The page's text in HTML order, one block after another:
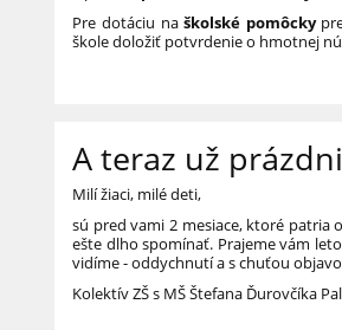
Pre dotáciu naškolské pomôcky
škole doložiť potvrdenie o hmotnej
A teraz už
Milí žiaci, milé deti,
sú pred vami 2 mesiace, ktoré patria
ešte dlho spomínať. Prajeme vám
vidíme - oddychnutí a s chuťou
Kolektív ZŠ s MŠ Štefana Ďurovčíka